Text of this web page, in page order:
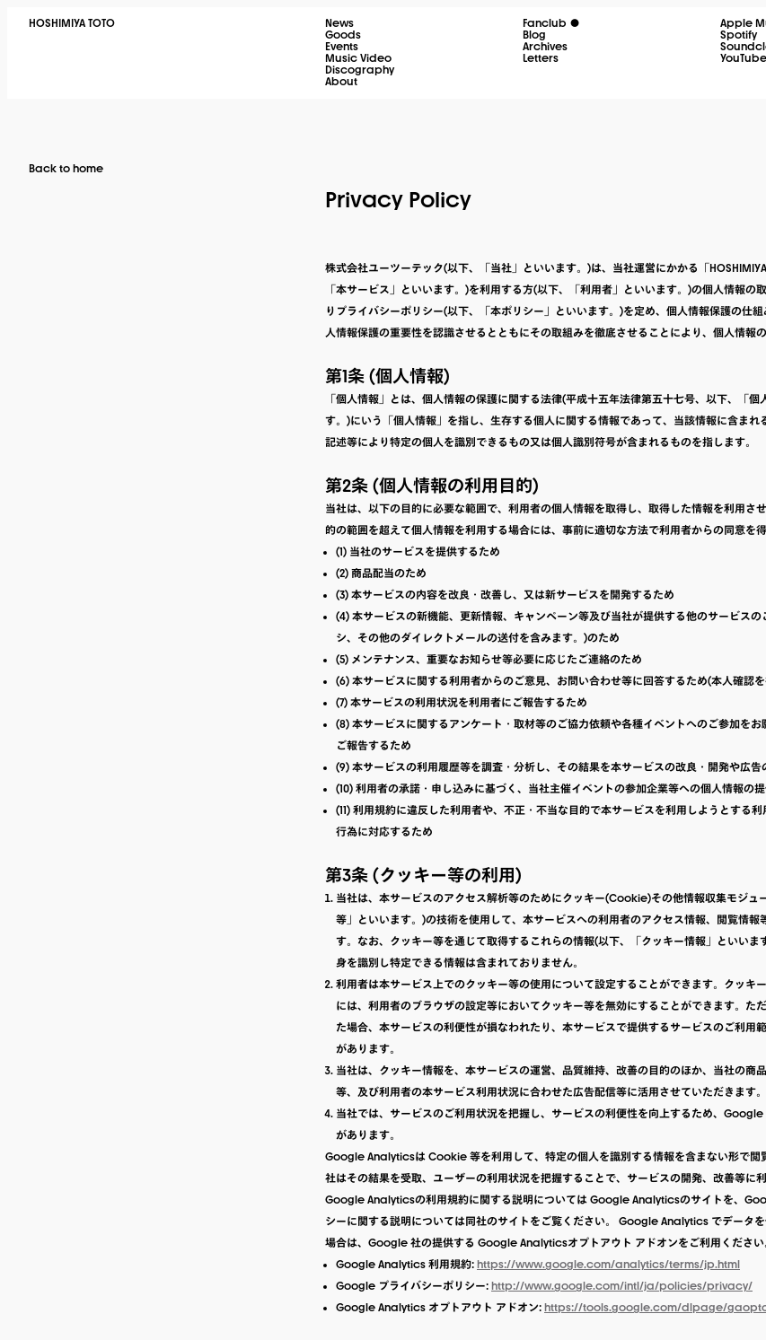
HOSHIMIYA TOTO
News
Goods
Events
Music Video
Discography
About
Fanclub
Blog
Archives
Letters
Apple
Spotify
YouTube
Back to home
Privacy Policy
株式会社ユーツーテック(以下、「当社」といいます。)は、当社運営にかかる「HOSHIMIYA
「本サービス」といいます。)を利用する方(以下、「利用者」といいます。)の個人情報の
りプライバシーポリシー(以下、「本ポリシー」といいます。)を定め、個人情報保護の仕
人情報保護の重要性を認識させるとともにその取組みを徹底させることにより、個人情報の
第1条 (個人情報)
「個人情報」とは、個人情報の保護に関する法律(平成十五年法律第五十七号、以下、「個
す。)にいう「個人情報」を指し、生存する個人に関する情報であって、当該情報に含まれ
記述等により特定の個人を識別できるもの又は個人識別符号が含まれるものを指します。
第2条 (個人情報の利用目的)
当社は、以下の目的に必要な範囲で、利用者の個人情報を取得し、取得した情報を利用さ
的の範囲を超えて個人情報を利用する場合には、事前に適切な方法で利用者からの同意を得
(1) 当社のサービスを提供するため
(2) 商品配当のため
(3) 本サービスの内容を改良・改善し、又は新サービスを開発するため
(4) 本サービスの新機能、更新情報、キャンペーン等及び当社が提供する他のサービスの
シ、その他のダイレクトメールの送付を含みます。)のため
(5) メンテナンス、重要なお知らせ等必要に応じたご連絡のため
(6) 本サービスに関する利用者からのご意見、お問い合わせ等に回答するため(本人確認
(7) 本サービスの利用状況を利用者にご報告するため
(8) 本サービスに関するアンケート・取材等のご協力依頼や各種イベントへのご参加をお
ご報告するため
(9) 本サービスの利用履歴等を調査・分析し、その結果を本サービスの改良・開発や広告
(10) 利用者の承諾・申し込みに基づく、当社主催イベントの参加企業等への個人情報の
(11) 利用規約に違反した利用者や、不正・不当な目的で本サービスを利用しようとする
行為に対応するため
第3条 (クッキー等の利用)
当社は、本サービスのアクセス解析等のためにクッキー(Cookie)その他情報収集モジュ
等」といいます。)の技術を使用して、本サービスへの利用者のアクセス情報、閲覧情報
す。なお、クッキー等を通じて取得するこれらの情報(以下、「クッキー情報」といいま
身を識別し特定できる情報は含まれておりません。
利用者は本サービス上でのクッキー等の使用について設定することができます。クッキ
には、利用者のブラウザの設定等においてクッキー等を無効にすることができます。た
た場合、本サービスの利便性が損なわれたり、本サービスで提供するサービスのご利用
があります。
当社は、クッキー情報を、本サービスの運営、品質維持、改善の目的のほか、当社の商
等、及び利用者の本サービス利用状況に合わせた広告配信等に活用させていただきます。
当社では、サービスのご利用状況を把握し、サービスの利便性を向上するため、
があります。
Google Analyticsは Cookie 等を利用して、特定の個人を識別する情報を含まない形で閲
社はその結果を受取、ユーザーの利用状況を把握することで、サービスの開発、改善等に
Google Analyticsの利用規約に関する説明については Google Analyticsのサイトを、
シーに関する説明については同社のサイトをご覧ください。 Google Analytics でデータ
場合は、Google 社の提供する Google Analyticsオプトアウト アドオンをご利用ください
Google Analytics 利用規約: https://www.google.com/analytics/terms/jp.html
Google プライバシーポリシー: http://www.google.com/intl/ja/policies/privacy/
Google Analytics オプトアウト アドオン: https://tools.google.com/dlpage/